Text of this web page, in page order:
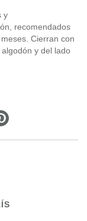
y
recomendados
Cierran con
y del lado